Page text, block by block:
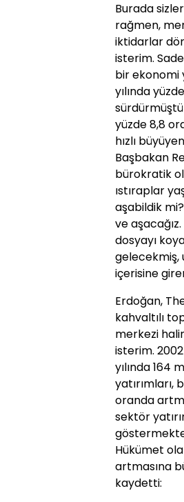
Burada
rağmen,
iktidarlar
isterim.
bir ekonomi
yılında
yüzde 8,8
hızlı
Başbakan
bürokratik
ıstıraplar
aşabildik
ve
dosyayı
gelecekmiş,
içerisine
Erdoğan,
kahvaltılı
merkezi
isterim.
yılında 164
yatırımları,
oranda
sektör
Hükümet
artmasına
kaydetti: